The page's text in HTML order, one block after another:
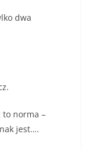
dwa
to norma –
jest….